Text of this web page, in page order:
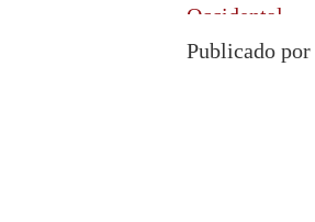
Occidental
Publicado por